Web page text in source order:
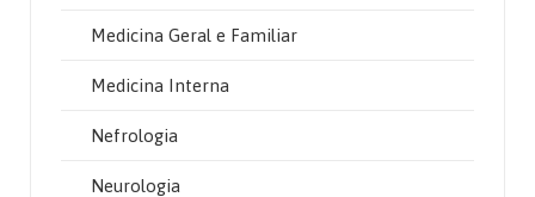
Medicina Geral e Familiar
Medicina Interna
Nefrologia
Neurologia